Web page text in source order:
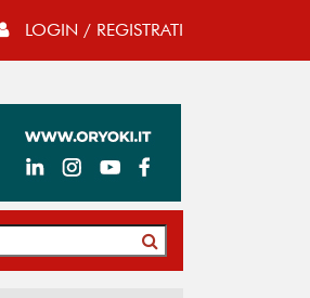
LOGIN / REGISTRATI